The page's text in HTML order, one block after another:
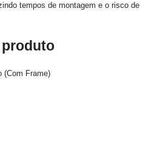
tempos de montagem e o risco de
(Com Frame)